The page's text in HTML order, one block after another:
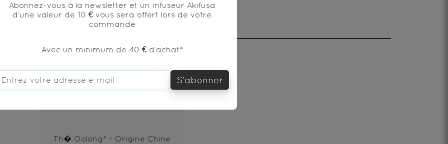
vous aimerez aussi...
Th� Oolong* - Origine Chine
Abonnez-vous à la newsletter et un infuseur Akifusa
d’une valeur de 10 € vous sera offert lors de votre
commande
Avec un minimum de 40 € d’achat*
S'abonner